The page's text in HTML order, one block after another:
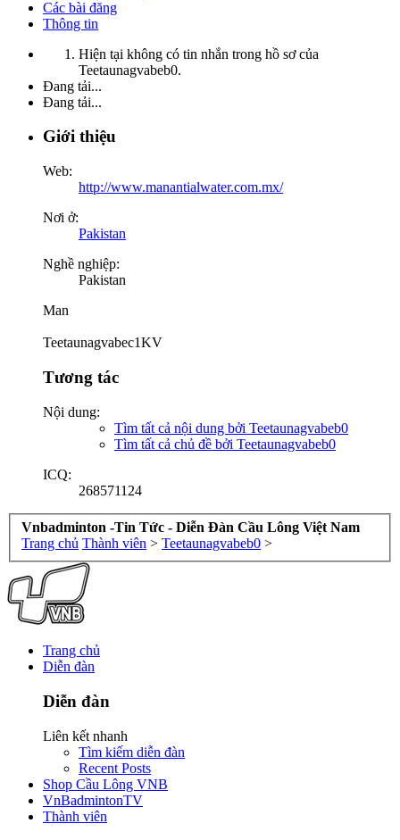
Các bài đăng
Thông tin
Hiện tại không có tin nhắn trong hồ sơ của
Teetaunagvabeb0.
Đang tải...
Đang tải...
Giới thiệu
Web:
http://www.manantialwater.com.mx/
Nơi ở:
Pakistan
Nghề nghiệp:
Pakistan
Man
Teetaunagvabec1KV
Tương tác
Nội dung:
Tìm tất cả nội dung bởi Teetaunagvabeb0
Tìm tất cả chủ đề bởi Teetaunagvabeb0
ICQ:
268571124
Vnbadminton -Tin Tức - Diễn Đàn Cầu Lông Việt Nam
Trang chủ Thành viên > Teetaunagvabeb0 >
Trang chủ
Diễn đàn
Diễn đàn
Liên kết nhanh
Tìm kiếm diễn đàn
Recent Posts
Shop Cầu Lông VNB
VnBadmintonTV
Thành viên